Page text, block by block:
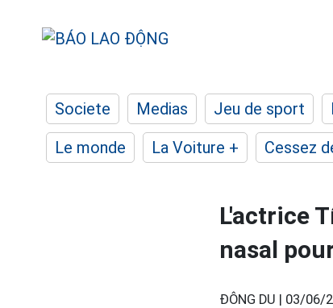
Societe Medias Jeu de sport
Le monde
La Voiture + Cessez
L'actrice
nasal
ĐÔNG DU | 03/06/